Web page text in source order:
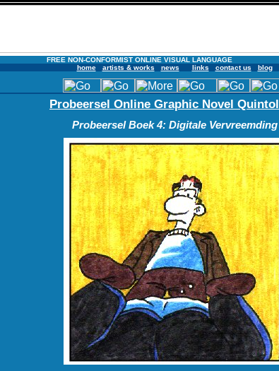
FREE NON-CONFORMIST ONLINE VISUAL LANGUAGE
home
artists & works news links contact us blog
Probeersel Online Graphic Novel
Probeersel Boek 4: Digitale Vervreemding